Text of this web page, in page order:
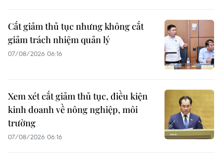
Cắt giảm thủ tục nhưng không cắt
giảm trách nhiệm quản lý
07/08/2026 06:16
Xem xét cắt giảm thủ tục, điều kiện
kinh doanh về nông nghiệp, môi
trường
07/08/2026 06:16